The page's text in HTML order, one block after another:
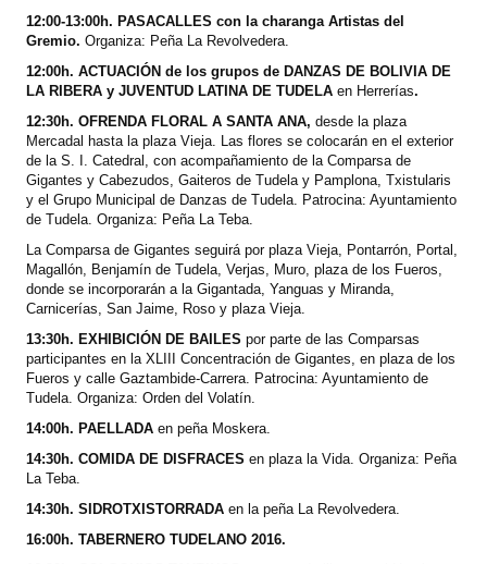
12:00-13:00h. PASACALLES con la charanga Artistas del
Gremio. Organiza: Peña La Revolvedera.
12:00h. ACTUACIÓN de los grupos de DANZAS DE BOLIVIA DE
LA RIBERA y JUVENTUD LATINA DE TUDELA en Herrerías.
12:30h. OFRENDA FLORAL A SANTA ANA, desde la plaza
Mercadal hasta la plaza Vieja. Las flores se colocarán en el exterior
de la S. I. Catedral, con acompañamiento de la Comparsa de
Gigantes y Cabezudos, Gaiteros de Tudela y Pamplona, Txistularis
y el Grupo Municipal de Danzas de Tudela. Patrocina: Ayuntamiento
de Tudela. Organiza: Peña La Teba.
La Comparsa de Gigantes seguirá por plaza Vieja, Pontarrón, Portal,
Magallón, Benjamín de Tudela, Verjas, Muro, plaza de los Fueros,
donde se incorporarán a la Gigantada, Yanguas y Miranda,
Carnicerías, San Jaime, Roso y plaza Vieja.
13:30h. EXHIBICIÓN DE BAILES por parte de las Comparsas
participantes en la XLIII Concentración de Gigantes, en plaza de los
Fueros y calle Gaztambide-Carrera. Patrocina: Ayuntamiento de
Tudela. Organiza: Orden del Volatín.
14:00h. PAELLADA en peña Moskera.
14:30h. COMIDA DE DISFRACES en plaza la Vida. Organiza: Peña
La Teba.
14:30h. SIDROTXISTORRADA en la peña La Revolvedera.
16:00h. TABERNERO TUDELANO 2016.